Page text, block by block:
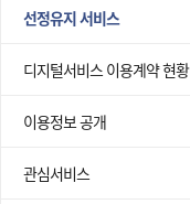
선정유지 서비스
디지털서비스 이용계약 현황
이용정보 공개
관심서비스